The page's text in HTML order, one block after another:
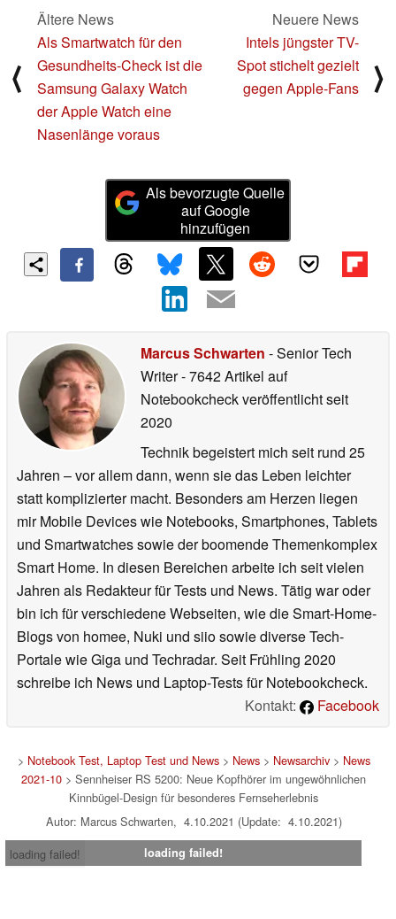
⟨
Ältere News
Als Smartwatch für den
Gesundheits-Check ist die
Samsung Galaxy Watch
der Apple Watch eine
Nasenlänge voraus
Neuere News
Intels jüngster TV-
Spot stichelt gezielt
gegen Apple-Fans
⟩
Als bevorzugte Quelle
auf Google
hinzufügen
Marcus Schwarten - Senior Tech
Writer- 7642 Artikel auf
Notebookcheck veröffentlichtseit
2020
Technik begeistert mich seit rund 25
Jahren – vor allem dann, wenn sie das Leben leichter
statt komplizierter macht. Besonders am Herzen liegen
mir Mobile Devices wie Notebooks, Smartphones, Tablets
und Smartwatches sowie der boomende Themenkomplex
Smart Home. In diesen Bereichen arbeite ich seit vielen
Jahren als Redakteur für Tests und News. Tätig war oder
bin ich für verschiedene Webseiten, wie die Smart-Home-
Blogs von homee, Nuki und siio sowie diverse Tech-
Portale wie Giga und Techradar. Seit Frühling 2020
schreibe ich News und Laptop-Tests für Notebookcheck.
Kontakt:
Facebook
> Notebook Test, Laptop Test und News> News> Newsarchiv> News
2021-10 > Sennheiser RS 5200: Neue Kopfhörer im ungewöhnlichen
Kinnbügel-Design für besonderes Fernseherlebnis
Autor: Marcus Schwarten, 4.10.2021 (Update: 4.10.2021)
loading failed!
loading failed!